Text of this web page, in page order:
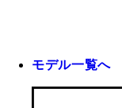
モデル一覧へ